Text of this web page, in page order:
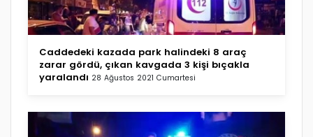
Caddedeki kazada park halindeki 8 araç
zarar gördü, çıkan kavgada 3 kişi bıçakla
yaralandı 28 Ağustos 2021 Cumartesi